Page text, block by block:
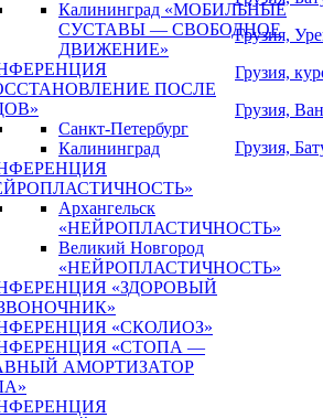
Калининград «МОБИЛЬНЫЕ
СУСТАВЫ — СВОБОДНОЕ
ДВИЖЕНИЕ»
ПОСЛЕ
Санкт-Петербург
Калининград
Архангельск
«НЕЙРОПЛАСТИЧНОСТЬ»
Великий Новгород
«НЕЙРОПЛАСТИЧНОСТЬ»
«ЗДОРОВЫЙ
«СКОЛИОЗ»
«СТОПА —
АМОРТИЗАТОР
Грузия,
Грузия,
Грузия,
Грузия,